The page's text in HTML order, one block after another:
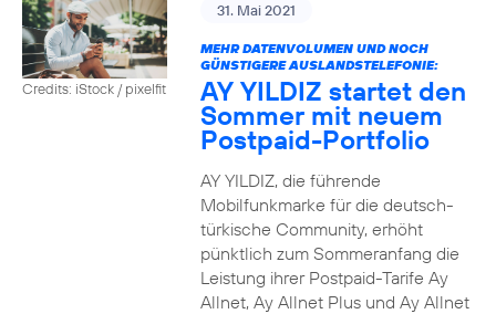
Credits: iStock / pixelfit
31. Mai 2021
MEHR DATENVOLUMEN UND NOCH
GÜNSTIGERE AUSLANDSTELEFONIE:
AY YILDIZ startet den
Sommer mit neuem
Postpaid-Portfolio
AY YILDIZ, die führende
Mobilfunkmarke für die deutsch-
türkische Community, erhöht
pünktlich zum Sommeranfang die
Leistung ihrer Postpaid-Tarife Ay
Allnet, Ay Allnet Plus und Ay Allnet